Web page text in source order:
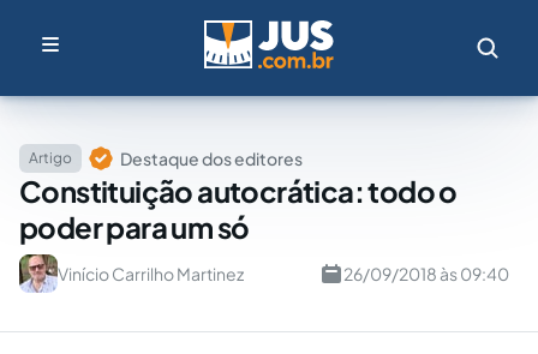
Artigo Destaque dos editores
Constituição autocrática: todo o
poder para um só
Vinício Carrilho Martinez 26/09/2018 às 09:40